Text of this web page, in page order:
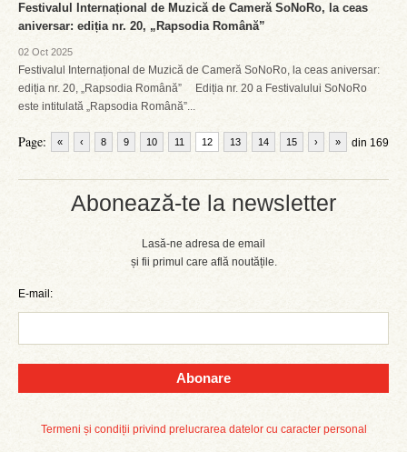
Abonează-te la newsletter
Lasă-ne adresa de email
și fii primul care află noutățile.
E-mail:
Abonare
Termeni și condiții privind prelucrarea datelor cu caracter personal
Festivalul Internațional de Muzică de Cameră SoNoRo, la ceas
aniversar: ediția nr. 20, „Rapsodia Română”
02 Oct 2025
Festivalul Internațional de Muzică de Cameră SoNoRo, la ceas aniversar:
ediția nr. 20, „Rapsodia Română” Ediția nr. 20 a Festivalului SoNoRo
este intitulată „Rapsodia Română”...
Page: « ‹ 8 9 10 11 12 13 14 15 din 169
› »